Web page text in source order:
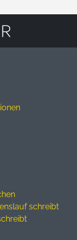
schreibt